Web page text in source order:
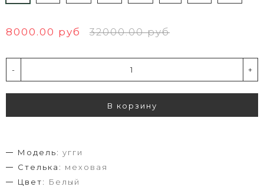
8000.00 руб 32000.00 руб
- +
В корзину
Модель: угги
Стелька: меховая
Цвет:
Белый